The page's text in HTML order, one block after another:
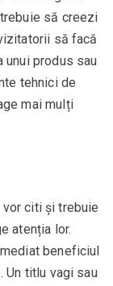
să creezi
să facă
unui produs sau
tehnici de
mai mulți
citi și trebuie
atenția lor.
beneficiul
Un titlu vagi sau